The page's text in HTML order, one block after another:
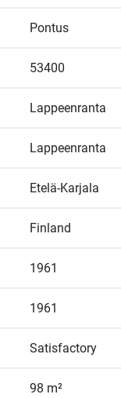
Pontus
53400
Lappeenranta
Lappeenranta
Etelä-Karjala
Finland
1961
1961
Satisfactory
98 m²